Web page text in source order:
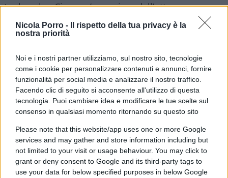
Nicola Porro -
Il rispetto della tua privacy è la
nostra priorità
Noi e i nostri partner utilizziamo, sul nostro sito, tecnologie
come i cookie per personalizzare contenuti e annunci, fornire
funzionalità per social media e analizzare il nostro traffico.
Facendo clic di seguito si acconsente all'utilizzo di questa
tecnologia. Puoi cambiare idea e modificare le tue scelte sul
consenso in qualsiasi momento ritornando su questo sito
Please note that this website/app uses one or more Google
services and may gather and store information including but
not limited to your visit or usage behaviour. You may click to
grant or deny consent to Google and its third-party tags to
use your data for below specified purposes in below Google
tre bombe. Circa un’ora prima dell’attacco, un
portavoce dell’esercito di occupazione israeliano
ha emesso un avviso, annunciando un attacco
Hezbollah” nella zona di Hadath, e ha esortato i
residenti locali a mantenersi ad almeno 300 metri
di distanza dal sito.
Il Presidente dell’Autorità Palestinese
Mahmoud Abbas lancia un durissimo attacco
contro Hamasdurante un intervento al Consiglio
Centrale dell’Autorità Palestinese. Abbas chiede
con fermezza la liberazione immediata degli
ostaggi israeliani ancora detenuti nella Striscia di